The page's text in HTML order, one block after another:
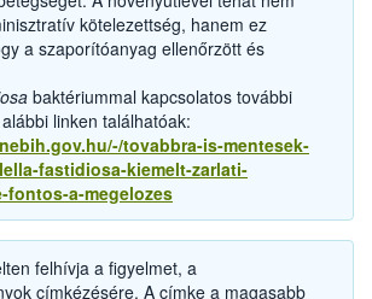
kötelezettség, hanem ez
a szaporítóanyag ellenőrzött és
baktériummal kapcsolatos további
linken találhatóak:
tovabbra-is-mentesek-
fastidiosa-kiemelt-zarlati-
a-megelozes
felhívja a figyelmet, a
címkézésére. A címke a magasabb